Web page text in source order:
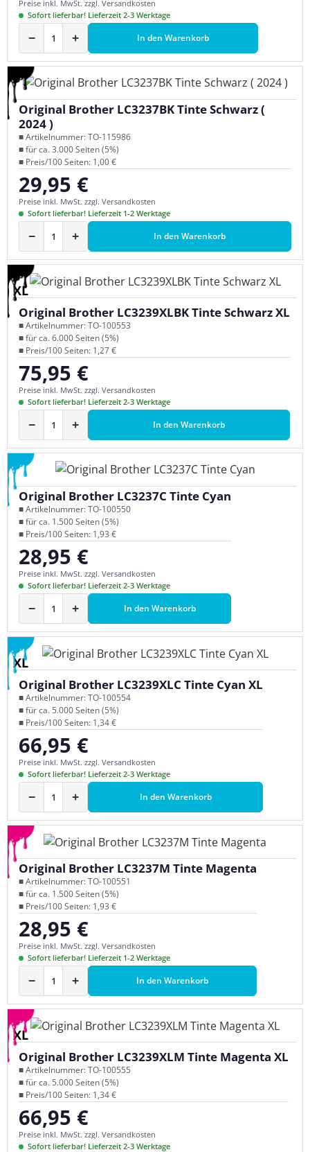
Preise inkl. MwSt. zzgl. Versandkosten
Sofort lieferbar! Lieferzeit 2-3 Werktage
− + In den Warenkorb
Original Brother LC3237BK Tinte Schwarz (
2024 )
■ Artikelnummer: TO-115986
■ für ca. 3.000 Seiten (5%)
■ Preis/100 Seiten: 1,00 €
Regulärer Preis:
29,95 €
Preise inkl. MwSt. zzgl. Versandkosten
Sofort lieferbar! Lieferzeit 1-2 Werktage
− + In den Warenkorb
XL
Original Brother LC3239XLBK Tinte Schwarz XL
■ Artikelnummer: TO-100553
■ für ca. 6.000 Seiten (5%)
■ Preis/100 Seiten: 1,27 €
Regulärer Preis:
75,95 €
Preise inkl. MwSt. zzgl. Versandkosten
Sofort lieferbar! Lieferzeit 2-3 Werktage
− + In den Warenkorb
Original Brother LC3237C Tinte Cyan
■ Artikelnummer: TO-100550
■ für ca. 1.500 Seiten (5%)
■ Preis/100 Seiten: 1,93 €
Regulärer Preis:
28,95 €
Preise inkl. MwSt. zzgl. Versandkosten
Sofort lieferbar! Lieferzeit 2-3 Werktage
− + In den Warenkorb
XL
Original Brother LC3239XLC Tinte Cyan XL
■ Artikelnummer: TO-100554
■ für ca. 5.000 Seiten (5%)
■ Preis/100 Seiten: 1,34 €
Regulärer Preis:
66,95 €
Preise inkl. MwSt. zzgl. Versandkosten
Sofort lieferbar! Lieferzeit 2-3 Werktage
− + In den Warenkorb
Original Brother LC3237M Tinte Magenta
■ Artikelnummer: TO-100551
■ für ca. 1.500 Seiten (5%)
■ Preis/100 Seiten: 1,93 €
Regulärer Preis:
28,95 €
Preise inkl. MwSt. zzgl. Versandkosten
Sofort lieferbar! Lieferzeit 1-2 Werktage
− + In den Warenkorb
XL
Original Brother LC3239XLM Tinte Magenta XL
■ Artikelnummer: TO-100555
■ für ca. 5.000 Seiten (5%)
■ Preis/100 Seiten: 1,34 €
Regulärer Preis:
66,95 €
Preise inkl. MwSt. zzgl. Versandkosten
Sofort lieferbar! Lieferzeit 2-3 Werktage